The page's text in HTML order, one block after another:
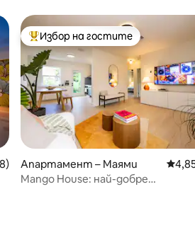
4,9 от 5, 148 отзива
Най-популярен избор на гостите
Избор на гостите
Апартамент – Маями
Mango House: най-добре